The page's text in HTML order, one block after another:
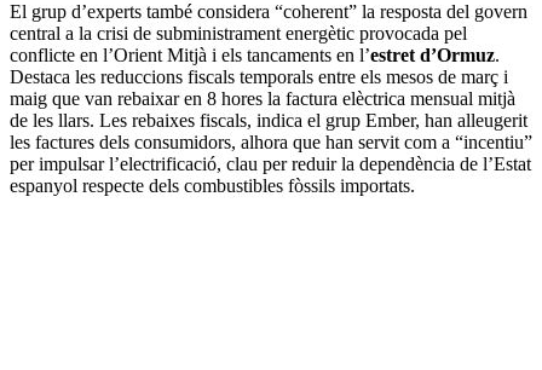
El grup d’experts també considera “coherent” la resposta del govern
central a la crisi de subministrament energètic provocada pel
conflicte en l’Orient Mitjà i els tancaments en l’estret d’Ormuz.
Destaca les reduccions fiscals temporals entre els mesos de març i
maig que van rebaixar en 8 hores la factura elèctrica mensual mitjà
de les llars. Les rebaixes fiscals, indica el grup Ember, han alleugerit
les factures dels consumidors, alhora que han servit com a “incentiu”
per impulsar l’electrificació, clau per reduir la dependència de l’Estat
espanyol respecte dels combustibles fòssils importats.